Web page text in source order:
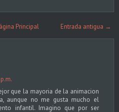
Entrada antigua →
Principal
que la mayoria de la animacion
aunque no me gusta mucho el
infantil. Imagino que por ser